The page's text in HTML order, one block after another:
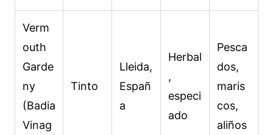
Verm
outh
Garde
ny
(Badia
Vinag
Tinto
Lleida,
Españ
a
Herbal
,
especi
ado
Pesca
dos,
maris
cos,
aliños